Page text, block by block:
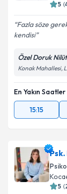
5 (
Fazla söze
kendisi
Özel Doruk
Konak Mahallesi,
En Yakın Saatler
15:15
5 (